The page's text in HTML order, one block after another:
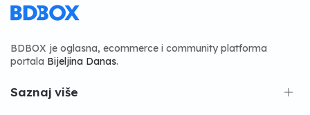
BDBOX je oglasna, ecommerce i community platforma
portala Bijeljina Danas.
Saznaj više